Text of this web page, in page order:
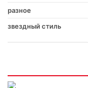
разное
звездный стиль